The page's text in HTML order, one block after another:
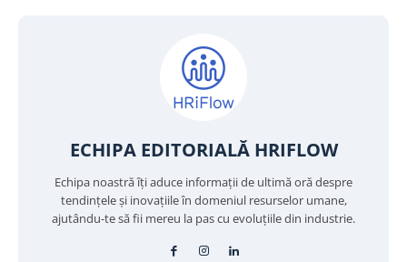
ECHIPA EDITORIALĂ HRIFLOW
Echipa noastră îți aduce informații de ultimă oră despre
tendințele și inovațiile în domeniul resurselor umane,
ajutându-te să fii mereu la pas cu evoluțiile din industrie.